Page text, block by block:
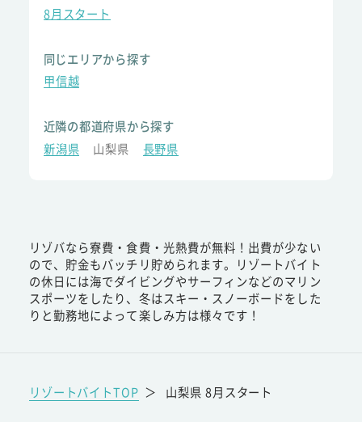
8月スタート
同じエリアから探す
甲信越
近隣の都道府県から探す
新潟県
山梨県 長野県
リゾバなら寮費・食費・光熱費が無料！出費が少ない
ので、貯金もバッチリ貯められます。リゾートバイト
の休日には海でダイビングやサーフィンなどのマリン
スポーツをしたり、冬はスキー・スノーボードをした
りと勤務地によって楽しみ方は様々です！
リゾートバイトTOP ＞ 山梨県 8月スタート